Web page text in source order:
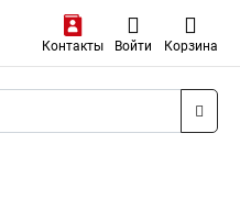
Контакты Войти Корзина